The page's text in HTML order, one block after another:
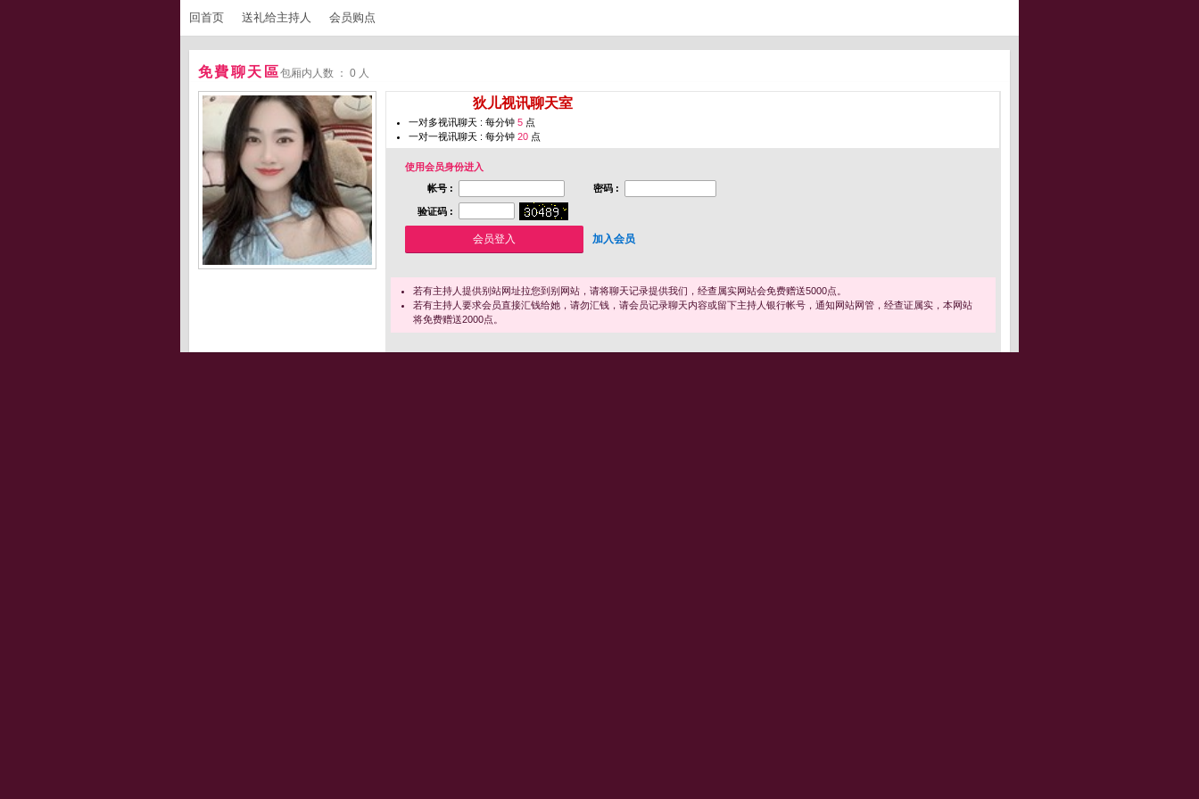
回首页 送礼给主持人 会员购点
免費聊天區包厢内人数 ： 0 人
狄儿视讯聊天室
一对多视讯聊天 : 每分钟 5 点
一对一视讯聊天 : 每分钟 20 点
使用会员身份进入
帐号 :
密码 :
验证码 :
加入会员
若有主持人提供别站网址拉您到别网站，请将聊天记录提供我们，经查属实网站会免费赠送5000点。
若有主持人要求会员直接汇钱给她，请勿汇钱，请会员记录聊天内容或留下主持人银行帐号，通知网站网管，经查证属实，本网站
将免费赠送2000点。